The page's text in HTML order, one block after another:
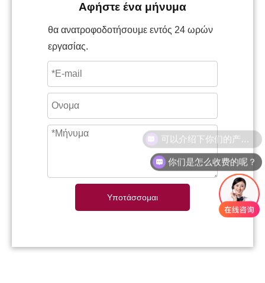
Αφήστε ένα μήνυμα
θα ανατροφοδοτήσουμε εντός 24 ωρών
εργασίας.
Υποτάσσομαι
你们是怎么收费的呢？